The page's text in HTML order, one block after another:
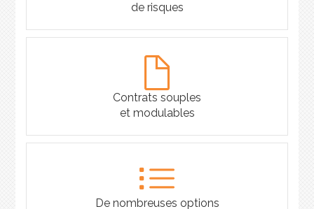
de risques
Contrats souples
et modulables
De nombreuses options